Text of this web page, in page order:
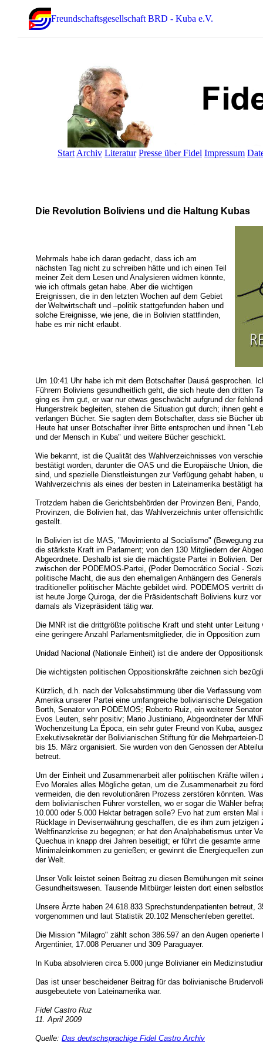
Freundschaftsgesellschaft BRD - Kuba e.V.
Start Archiv Literatur Presse über Fidel Impressum
Die Revolution Boliviens und die Haltung Kubas
Mehrmals habe ich daran gedacht, dass ich am
nächsten Tag nicht zu schreiben hätte und ich einen Teil
meiner Zeit dem Lesen und Analysieren widmen könnte,
wie ich oftmals getan habe. Aber die wichtigen
Ereignissen, die in den letzten Wochen auf dem Gebiet
der Weltwirtschaft und –politik stattgefunden haben und
solche Ereignisse, wie jene, die in Bolivien stattfinden,
habe es mir nicht erlaubt.
Um 10:41 Uhr habe ich mit dem Botschafter Dausá gesprochen.
Führern Boliviens gesundheitlich geht, die sich heute den dritten
ging es ihm gut, er war nur etwas geschwächt aufgrund der
Hungerstreik begleiten, stehen die Situation gut durch; ihnen
verlangen Bücher. Sie sagten dem Botschafter, dass sie Bücher
Heute hat unser Botschafter ihrer Bitte entsprochen und ihnen
und der Mensch in Kuba" und weitere Bücher geschickt.
Wie bekannt, ist die Qualität des Wahlverzeichnisses von
bestätigt worden, darunter die OAS und die Europäische Union,
sind, und spezielle Dienstleistungen zur Verfügung gehabt haben,
Wahlverzeichnis als eines der besten in Lateinamerika bestätigt
Trotzdem haben die Gerichtsbehörden der Provinzen Beni,
Provinzen, die Bolivien hat, das Wahlverzeichnis unter
gestellt.
In Bolivien ist die MAS, "Movimiento al Socialismo" (Bewegung
die stärkste Kraft im Parlament; von den 130 Mitgliedern der
Abgeordnete. Deshalb ist sie die mächtigste Partei in Bolivien.
zwischen der PODEMOS-Partei, (Poder Democrático Social -
politische Macht, die aus den ehemaligen Anhängern des
traditioneller politischer Mächte gebildet wird. PODEMOS vertritt
ist heute Jorge Quiroga, der die Präsidentschaft Boliviens kurz
damals als Vizepräsident tätig war.
Die MNR ist die drittgrößte politische Kraft und steht unter
eine geringere Anzahl Parlamentsmitglieder, die in Opposition
Unidad Nacional (Nationale Einheit) ist die andere der
Die wichtigsten politischen Oppositionskräfte zeichnen sich
Kürzlich, d.h. nach der Volksabstimmung über die Verfassung
Amerika unserer Partei eine umfangreiche bolivianische
Borth, Senator von PODEMOS; Roberto Ruiz, ein weiterer
Evos Leuten, sehr positiv; Mario Justiniano, Abgeordneter der
Wochenzeitung La Época, ein sehr guter Freund von Kuba,
Exekutivsekretär der Bolivianischen Stiftung für die
bis 15. März organisiert. Sie wurden von den Genossen der
betreut.
Um der Einheit und Zusammenarbeit aller politischen Kräfte
Evo Morales alles Mögliche getan, um die Zusammenarbeit zu
vermeiden, die den revolutionären Prozess zerstören könnten.
dem bolivianischen Führer vorstellen, wo er sogar die Wähler
10.000 oder 5.000 Hektar betragen solle? Evo hat zum ersten
Rücklage in Devisenwährung geschaffen, die es ihm zum jetzigen
Weltfinanzkrise zu begegnen; er hat den Analphabetismus unter
Quechua in knapp drei Jahren beseitigt; er führt die gesamte
Minimaleinkommen zu genießen; er gewinnt die Energiequellen
der Welt.
Unser Volk leistet seinen Beitrag zu diesen Bemühungen mit
Gesundheitswesen. Tausende Mitbürger leisten dort einen
Unsere Ärzte haben 24.618.833 Sprechstundenpatienten betreut,
vorgenommen und laut Statistik 20.102 Menschenleben gerettet.
Die Mission "Milagro" zählt schon 386.597 an den Augen
Argentinier, 17.008 Peruaner und 309 Paraguayer.
In Kuba absolvieren circa 5.000 junge Bolivianer ein
Das ist unser bescheidener Beitrag für das bolivianische
ausgebeutete von Lateinamerika war.
Fidel Castro Ruz
11. April 2009
Quelle: Das deutschsprachige Fidel Castro Archiv